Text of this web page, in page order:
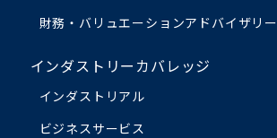
財務・バリュエーションアドバイザリー
インダストリーカバレッジ
インダストリアル
ビジネスサービス